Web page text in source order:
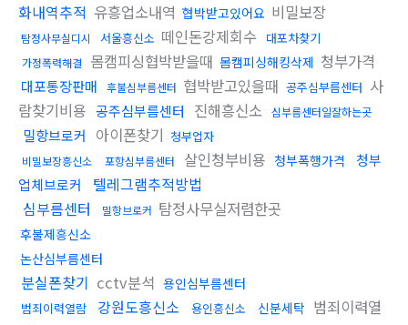
화내역추적 유흥업소내역 협박받고있어요 비밀보장
탐정사무실디시 서울흥신소 떼인돈강제회수 대포차찾기
가정폭력해결 몸캠피싱협박받을때 몸캠피싱해킹삭제 청부가격
대포통장판매 후불심부름센터 협박받고있을때 공주심부름센터 사
람찾기비용 공주심부름센터 진해흥신소 심부름센터일잘하는곳
밀항브로커 아이폰찾기 청부업자
비밀보장흥신소 포항심부름센터 살인청부비용 청부폭행가격
청부
업체브로커
텔레그램추적방법
심부름센터
밀항브로커 탐정사무실저렴한곳
후불제흥신소
논산심부름센터
분실폰찾기 cctv분석 용인심부름센터
범죄이력열람 강원도흥신소 용인흥신소 신분세탁 범죄이력열